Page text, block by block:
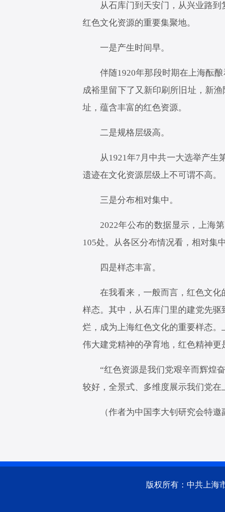
从石库门到天安门，从兴业路
红色文化资源的重要集聚地。
一是产生时间早。
伴随1920年那段时期在上海酝
成裕里留下了又新印刷所旧址，新
址，蕴含丰富的红色资源。
二是规格层级高。
从1921年7月中共一大选举产生
遗迹在文化资源层级上不可谓不高。
三是分布相对集中。
2022年公布的数据显示，上海
105处。从各区分布情况看，相对集
四是样态丰富。
在我看来，一般而言，红色文
样态。其中，从石库门里的建党先
烂，成为上海红色文化的重要样态
伟大建党精神的孕育地，红色精神更
“红色资源是我们党艰辛而辉煌
较好，全景式、多维度展示我们党在
（作者为中国李大钊研究会特邀
版权所有：中共上海